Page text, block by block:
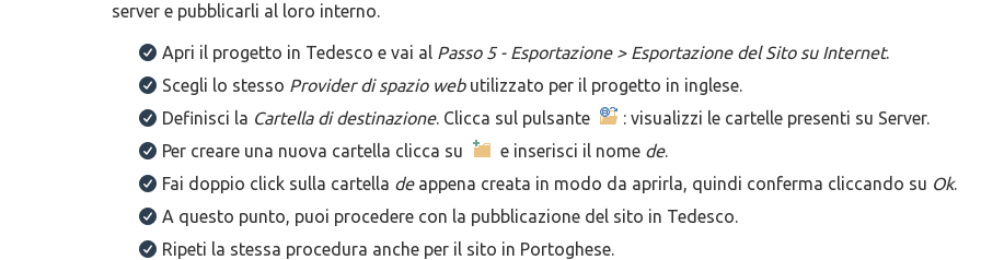
server e pubblicarli al loro interno.
Apri il progetto in Tedesco e vai al Passo 5 - Esportazione > Esportazione del Sito su Internet.
Scegli lo stesso Provider di spazio webutilizzato per il progetto in inglese.
Definisci la Cartella di destinazione. Clicca sul pulsante
: visualizzi le cartelle presenti su Server.
Per creare una nuova cartella clicca su
e inserisci il nome de.
Fai doppio click sulla cartella de appena creata in modo da aprirla, quindi conferma cliccando su Ok.
A questo punto, puoi procedere con la pubblicazione del sito in Tedesco.
Ripeti la stessa procedura anche per il sito in Portoghese.